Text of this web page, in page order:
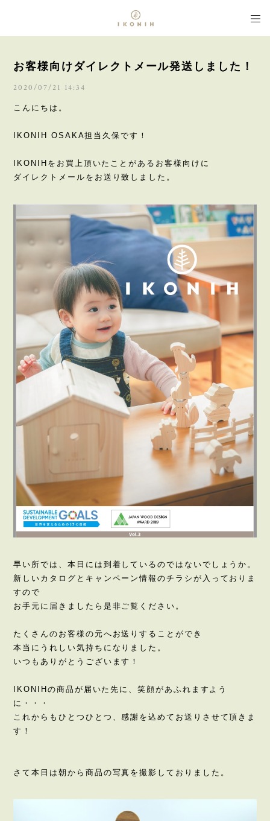
お客様向けダイレクトメール発送しました！
2020/07/21 14:34
こんにちは。
IKONIH OSAKA担当久保です！
IKONIHをお買上頂いたことがあるお客様向けに
ダイレクトメールをお送り致しました。
早い所では、本日には到着しているのではないでしょうか。
新しいカタログとキャンペーン情報のチラシが入っておりま
すので
お手元に届きましたら是非ご覧ください。
たくさんのお客様の元へお送りすることができ
本当にうれしい気持ちになりました。
いつもありがとうございます！
IKONIHの商品が届いた先に、笑顔があふれますよう
に・・・
これからもひとつひとつ、感謝を込めてお送りさせて頂きま
す！
さて本日は朝から商品の写真を撮影しておりました。